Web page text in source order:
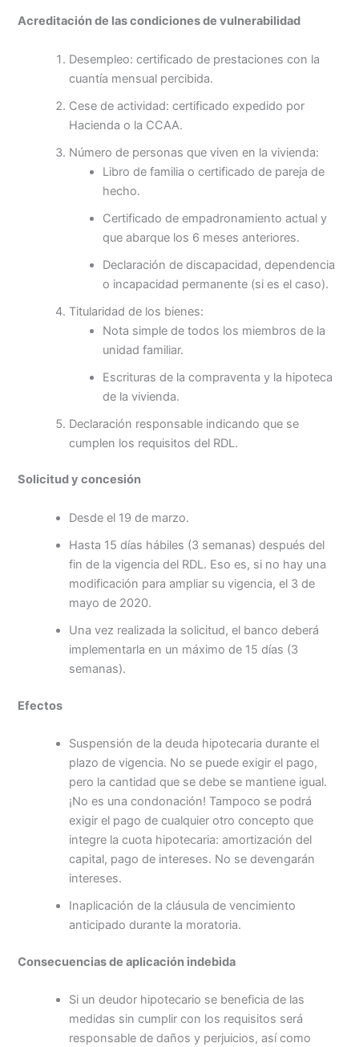
Acreditación de las condiciones de vulnerabilidad
Desempleo: certificado de prestaciones con la
cuantía mensual percibida.
Cese de actividad: certificado expedido por
Hacienda o la CCAA.
Número de personas que viven en la vivienda:
Libro de familia o certificado de pareja de
hecho.
Certificado de empadronamiento actual y
que abarque los 6 meses anteriores.
Declaración de discapacidad, dependencia
o incapacidad permanente (si es el caso).
Titularidad de los bienes:
Nota simple de todos los miembros de la
unidad familiar.
Escrituras de la compraventa y la hipoteca
de la vivienda.
Declaración responsable indicando que se
cumplen los requisitos del RDL.
Solicitud y concesión
Desde el 19 de marzo.
Hasta 15 días hábiles (3 semanas) después del
fin de la vigencia del RDL. Eso es, si no hay una
modificación para ampliar su vigencia, el 3 de
mayo de 2020.
Una vez realizada la solicitud, el banco deberá
implementarla en un máximo de 15 días (3
semanas).
Efectos
Suspensión de la deuda hipotecaria durante el
plazo de vigencia. No se puede exigir el pago,
pero la cantidad que se debe se mantiene igual.
¡No es una condonación! Tampoco se podrá
exigir el pago de cualquier otro concepto que
integre la cuota hipotecaria: amortización del
capital, pago de intereses. No se devengarán
intereses.
Inaplicación de la cláusula de vencimiento
anticipado durante la moratoria.
Consecuencias de aplicación indebida
Si un deudor hipotecario se beneficia de las
medidas sin cumplir con los requisitos será
responsable de daños y perjuicios, así como